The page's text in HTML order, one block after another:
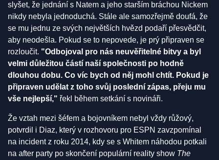
slyšet, že jednání s Natem a jeho starším bráchou Nickem
nikdy nebyla jednoduchá. Stále ale samozřejmě doufá, že
se mu jednu ze svých největších hvězd podaří přesvědčit,
aby neodešla. Pokud se to nepovede, je prý připraven se
rozloučit. "Odbojoval pro nás neuvěřitelné bitvy a byl
velmi důležitou částí naší společnosti po hodně
dlouhou dobu. Co víc bych od něj mohl chtít. Pokud je
připraven udělat z toho svůj poslední zápas, přeju mu
vše nejlepší," řekl během setkání s novináři.
Že vztah mezi šéfem a bojovníkem nebyl vždy růžový,
potvrdil i Diaz, který v rozhovoru pro ESPN zavzpomínal
na incident z roku 2014, kdy se s Whitem náhodou potkali
na after party po skončení populární reality show The